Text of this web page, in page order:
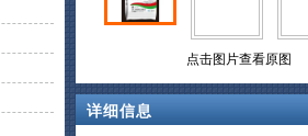
点击图片查看原图
详细信息